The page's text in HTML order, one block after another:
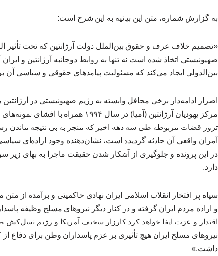
به گزارش شماره، متن این بیانیه به این شرح است:
«تصمیم خلاف عرف و حقوق بین‌الملل دولت آرژانتین که تحت تأثیر
صهیونیستی اتخاذ شده است نه تنها به روابط دوجانبه آرژانتین و
بین‌الدولی ایجاد می‌کند که مسئولیت پیامدهای حقوقی و سیاسی آن
اصرار ادامه‌دار برخی محافل وابسته به رژیم صهیونیستی در آرژانتین
مرکز یهودیان آرژانتین (آمیا) در سال
ترور قضات مربوطه طی سه دهه اخیر که منجر به بی نتیجه ماندن
آمران واقعی آن حادثه گردیده است، نشان‌دهنده وجود اراده‌ای
در این پرونده و جلوگیری از آشکار شدن حقیقت ماجرا به بهای زیر
دارد.
سپاه پر افتخار انقلاب اسلامی ایران نهادی حاکمیتی و برآمده
و اراده مردم ایران گرفته و در کنار دیگر نیروهای مسلح وظیفه
اقتدار و عزت ایفا خواهد کرد کارزار سخیف آمریکا و رژیم
نیروهای مسلح ایران هیچ تأثیری بر عزم پاسداران وطن برای دفاع
داشت.»